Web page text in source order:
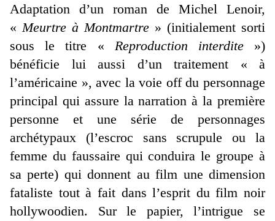
Adaptation d’un roman de Michel Lenoir,
«Meurtre à Montmartre » (initialement sorti
sous le titre « Reproduction interdite»)
bénéficie lui aussi d’un traitement « à
l’américaine », avec la voie off du personnage
principal qui assure la narration à la première
personne et une série de personnages
archétypaux (l’escroc sans scrupule ou la
femme du faussaire qui conduira le groupe à
sa perte) qui donnent au film une dimension
fataliste tout à fait dans l’esprit du film noir
hollywoodien. Sur le papier, l’intrigue se